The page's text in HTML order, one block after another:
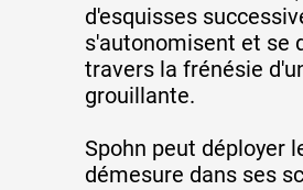
d'esquisses
s'autonomisent et se
travers la frénésie
grouillante.
Spohn peut déployer
démesure dans ses